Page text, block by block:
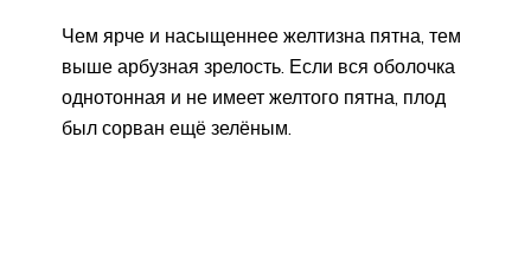
Чем ярче и насыщеннее желтизна пятна, тем
выше арбузная зрелость. Если вся оболочка
однотонная и не имеет желтого пятна, плод
был сорван ещё зелёным.